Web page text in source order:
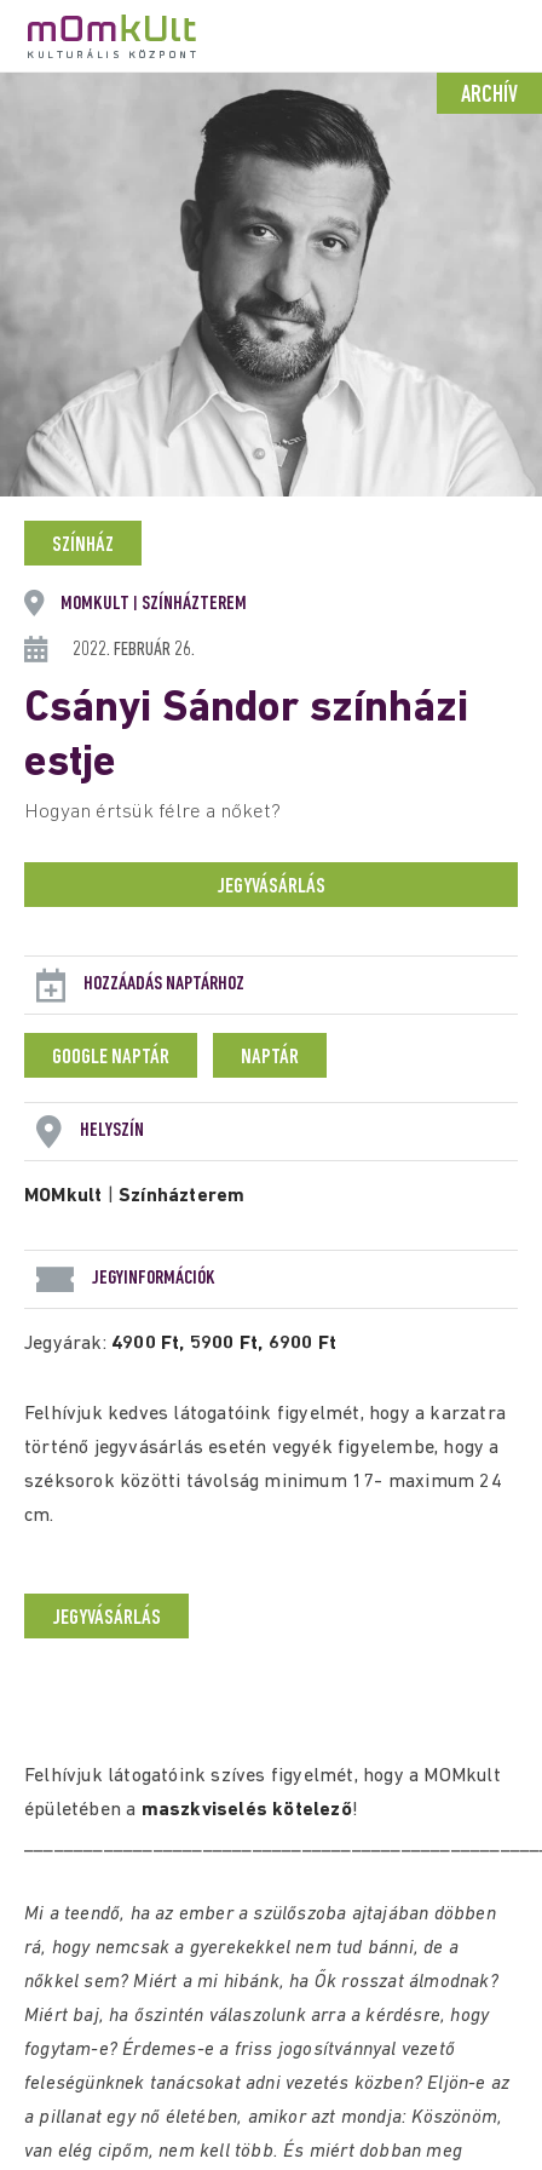
ARCHÍV
SZÍNHÁZ
MOMKULT SZÍNHÁZTEREM
2022. FEBRUÁR 26.
Csányi Sándor színházi
estje
Hogyan értsük félre a nőket?
JEGYVÁSÁRLÁS
HOZZÁADÁS NAPTÁRHOZ
GOOGLE NAPTÁR NAPTÁR
HELYSZÍN
MOMkult |Színházterem
JEGYINFORMÁCIÓK
Jegyárak: 4900 Ft, 5900 Ft, 6900 Ft
Felhívjuk kedves látogatóink figyelmét, hogy a karzatra
történő jegyvásárlás esetén vegyék figyelembe, hogy a
széksorok közötti távolság minimum 17- maximum 24
cm.
JEGYVÁSÁRLÁS
Felhívjuk látogatóink szíves figyelmét, hogy a MOMkult
épületében a maszkviselés kötelező!
Mi a teendő, ha az ember a szülőszoba ajtajában döbben
rá, hogy nemcsak a gyerekekkel nem tud bánni, de a
nőkkel sem? Miért a mi hibánk, ha Ők rosszat álmodnak?
Miért baj, ha őszintén válaszolunk arra a kérdésre, hogy
fogytam-e? Érdemes-e a friss jogosítvánnyal vezető
feleségünknek tanácsokat adni vezetés közben? Eljön-e az
a pillanat egy nő életében, amikor azt mondja: Köszönöm,
van elég cipőm, nem kell több. És miért dobban meg